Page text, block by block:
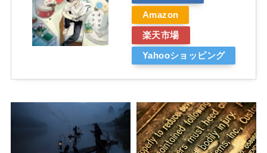
Amazon
楽天市場
Yahooショッピング